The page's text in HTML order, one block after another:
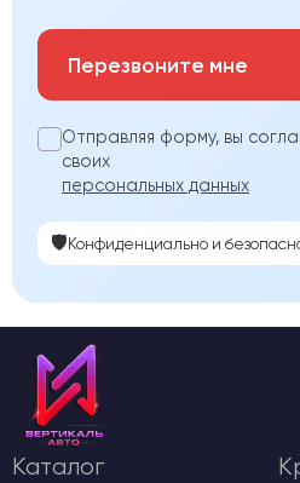
Перезвоните мне
Отправляя форму, вы
своих
персональных данных
🛡️Конфиденциально и
Каталог